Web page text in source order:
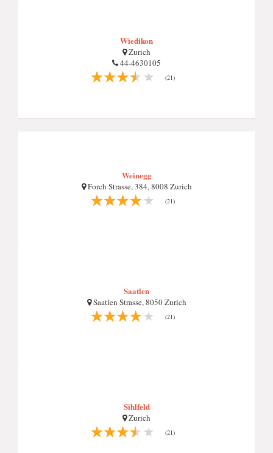
Wiedikon
Zurich
44-4630105
(21)
Weinegg
Forch Strasse, 384, 8008 Zurich
(21)
Saatlen
Saatlen Strasse, 8050 Zurich
(21)
Sihlfeld
Zurich
(21)